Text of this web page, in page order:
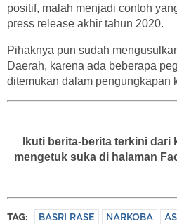
positif, malah menjadi contoh
press release akhir tahun 2020.
Pihaknya pun sudah
Daerah, karena ada beberapa
ditemukan dalam pengungkapan
Ikuti berita-berita terkini
mengetuk suka di halaman
TAG: BASRI RASE NARKOBA